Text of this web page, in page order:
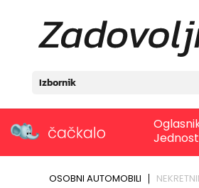
Izbornik